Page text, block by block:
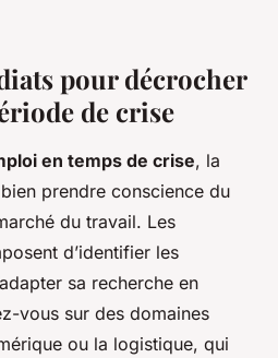
pour décrocher
de crise
en temps de crise, la
prendre conscience du
du travail. Les
d’identifier les
sa recherche en
vous sur des domaines
ou la logistique, qui